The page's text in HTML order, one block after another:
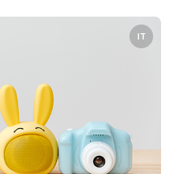
IT